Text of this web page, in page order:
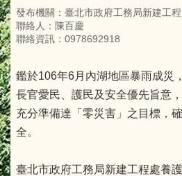
發布機關：臺北市政府工務局新建工
聯絡人：陳百慶
聯絡資訊：0978692918
鑑於106年6月內湖地區暴雨成災
長官愛民、護民及安全優先旨意
充分準備達「零災害」之目標，
全。
臺北市政府工務局新建工程處養